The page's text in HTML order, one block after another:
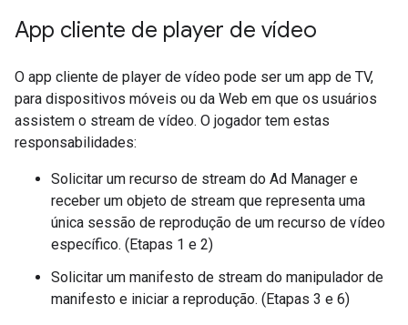
App cliente de player de vídeo
O app cliente de player de vídeo pode ser um app de TV,
para dispositivos móveis ou da Web em que os usuários
assistem o stream de vídeo. O jogador tem estas
responsabilidades:
Solicitar um recurso de stream do Ad Manager e
receber um objeto de stream que representa uma
única sessão de reprodução de um recurso de vídeo
específico. (Etapas 1 e 2)
Solicitar um manifesto de stream do manipulador de
manifesto e iniciar a reprodução. (Etapas 3 e 6)